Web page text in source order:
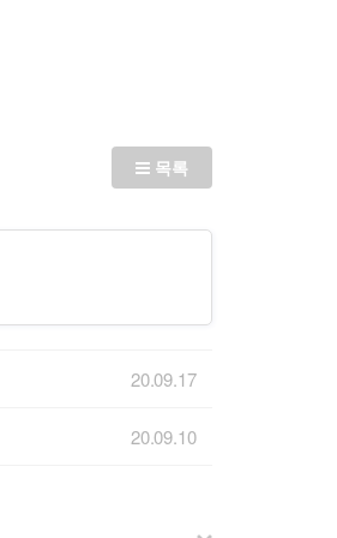
목록
20.09.17
20.09.10